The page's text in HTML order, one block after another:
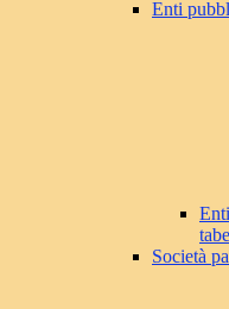
Enti
Società